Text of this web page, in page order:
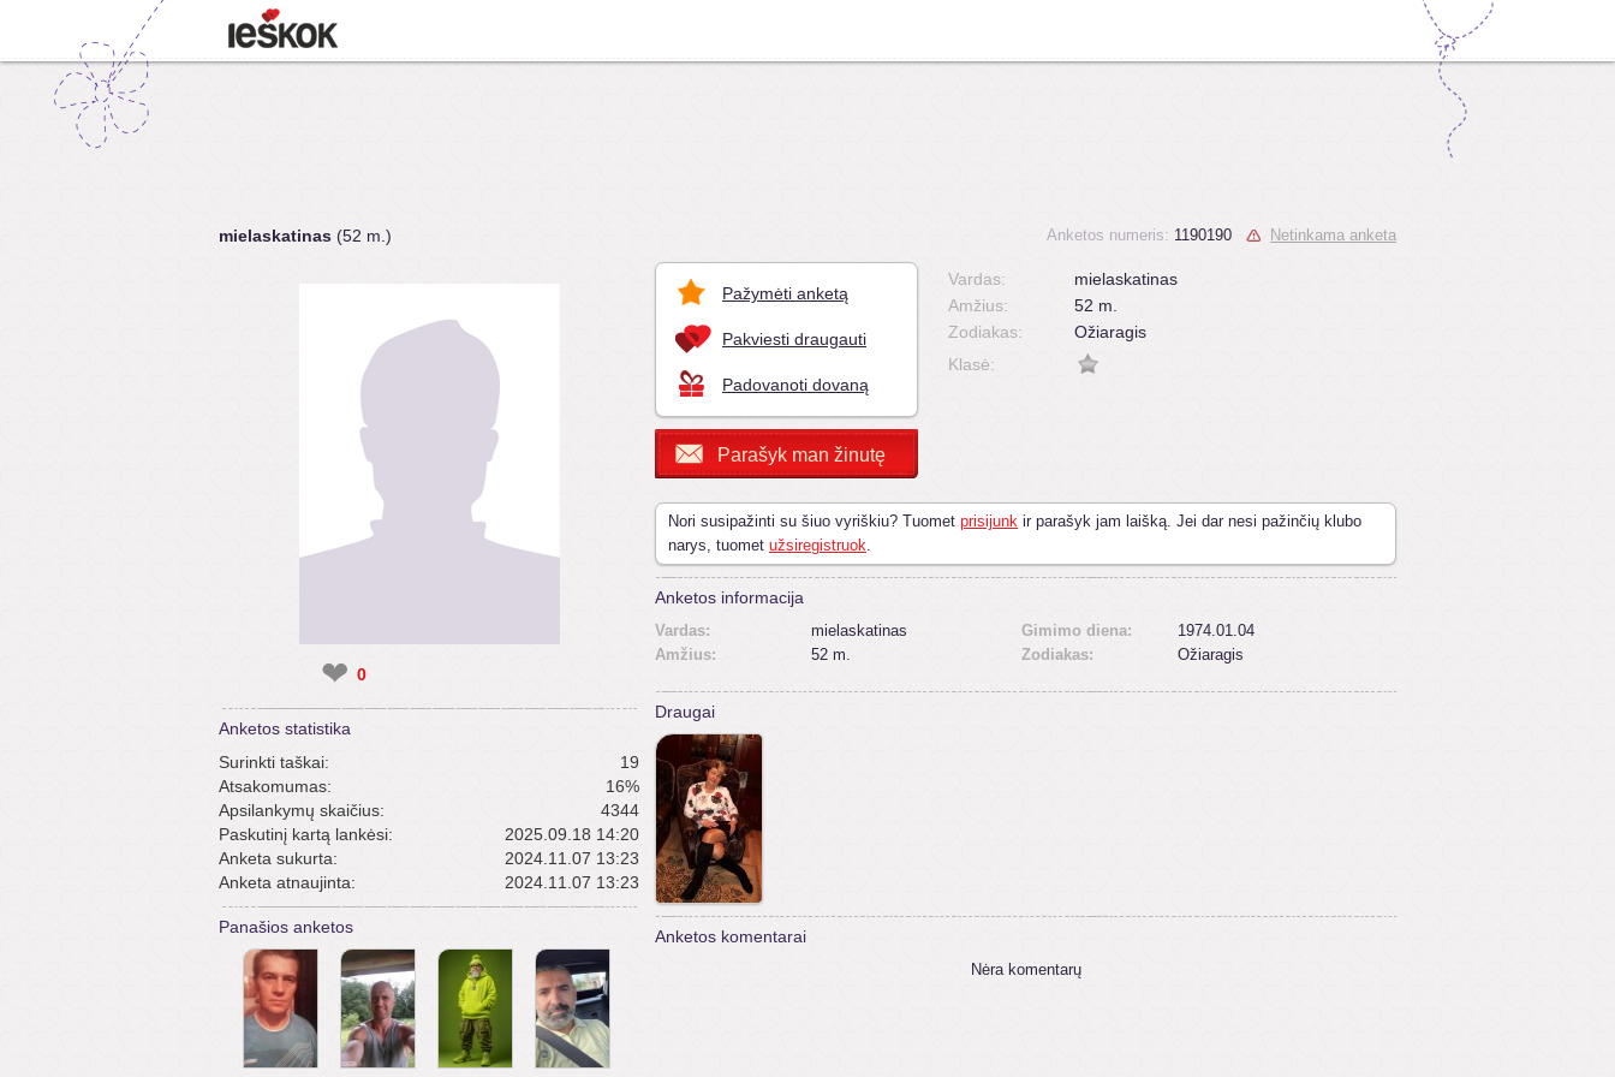
mielaskatinas (52 m.)
❤ 0
Anketos statistika
Surinkti taškai:
19
Atsakomumas:
16%
Apsilankymų skaičius:
4344
Paskutinį kartą lankėsi:
2025.09.18 14:20
Anketa sukurta:
2024.11.07 13:23
Anketa atnaujinta:
2024.11.07 13:23
Panašios anketos
Pažymėti anketą
Pakviesti draugauti
Padovanoti dovaną
Parašyk man žinutę
Anketos numeris: 1190190 Netinkama anketa
Vardas:
mielaskatinas
Amžius:
52 m.
Zodiakas:
Ožiaragis
Klasė:
Nori susipažinti su šiuo vyriškiu? Tuomet prisijunk ir parašyk jam laišką. Jei dar nesi pažinčių klubo
narys, tuomet užsiregistruok.
Anketos informacija
Vardas:
mielaskatinas
Amžius:
52 m.
Gimimo diena:
1974.01.04
Zodiakas:
Ožiaragis
Draugai
Anketos komentarai
Nėra komentarų